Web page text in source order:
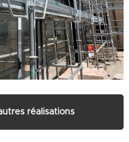
réalisations